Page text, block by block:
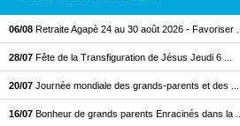
06/08 Retraite Agapè 24 au 30 août 2026 - Favoriser ...
28/07 Fête de la Transfiguration de Jésus Jeudi 6 ...
20/07 Journée mondiale des grands-parents et des ...
16/07 Bonheur de grands parents Enracinés dans la ...